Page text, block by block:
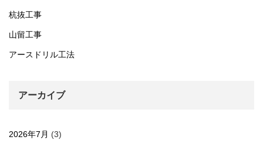
杭抜工事
山留工事
アースドリル工法
アーカイブ
2026年7月 (3)